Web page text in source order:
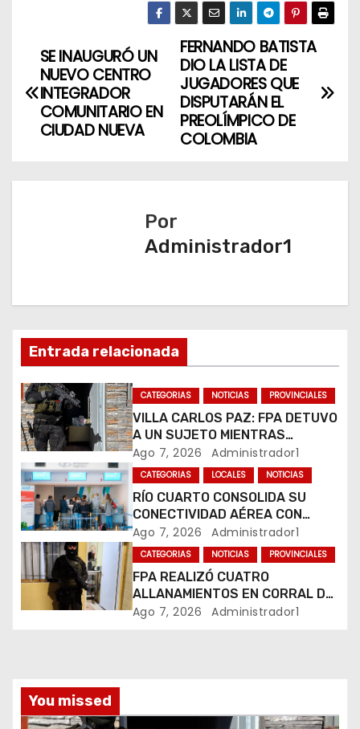
N
a
g
n
d
e
e
n
t
r
a
s
FERNANDO BATISTA
DIO LA LISTA DE
JUGADORES QUE
DISPUTARÁN EL
PREOLÍMPICO DE
COLOMBIA
SE INAUGURÓ UN
NUEVO CENTRO
INTEGRADOR
COMUNITARIO EN
CIUDAD NUEVA
Por
Administrador1
Entrada relacionada
CATEGORIAS NOTICIAS PROVINCIALES
VILLA CARLOS PAZ: FPA DETUVO
A UN SUJETO MIENTRAS
COMERCIALIZABA COCAÍNA Y
MARIHUANA EN UNA PLAZA
Ago 7, 2026 Administrador1
CATEGORIAS LOCALES NOTICIAS
RÍO CUARTO CONSOLIDA SU
CONECTIVIDAD AÉREA CON
CUATRO VUELOS SEMANALES A
BUENOS AIRES
Ago 7, 2026 Administrador1
CATEGORIAS NOTICIAS PROVINCIALES
FPA REALIZÓ CUATRO
ALLANAMIENTOS EN CORRAL DE
BUSTOS-IFFLINGER
Ago 7, 2026 Administrador1
You missed